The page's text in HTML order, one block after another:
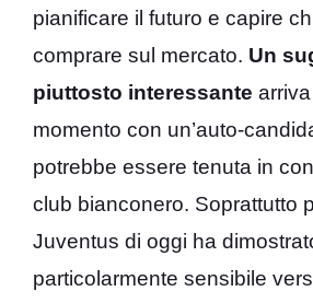
pianificare il futuro e capire
comprare sul mercato. Un
piuttosto interessante
momento con un’auto-
potrebbe essere tenuta in
club bianconero. Soprattutto
Juventus di oggi ha
particolarmente sensibile